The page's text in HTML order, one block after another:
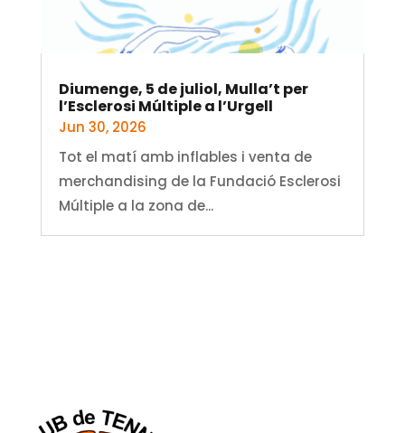
Diumenge, 5 de juliol, Mulla’t per
l’Esclerosi Múltiple a l’Urgell
Jun 30, 2026
Tot el matí amb inflables i venta de
merchandising de la Fundació Esclerosi
Múltiple a la zona de...